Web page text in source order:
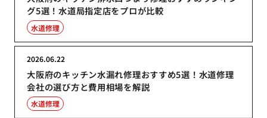
グ5選！水道局指定店をプロが比較
水道修理
大阪府のキッチン水漏れ修理おすすめ5選！水道修理
会社の選び方と費用相場を解説
2026.06.22
水道修理